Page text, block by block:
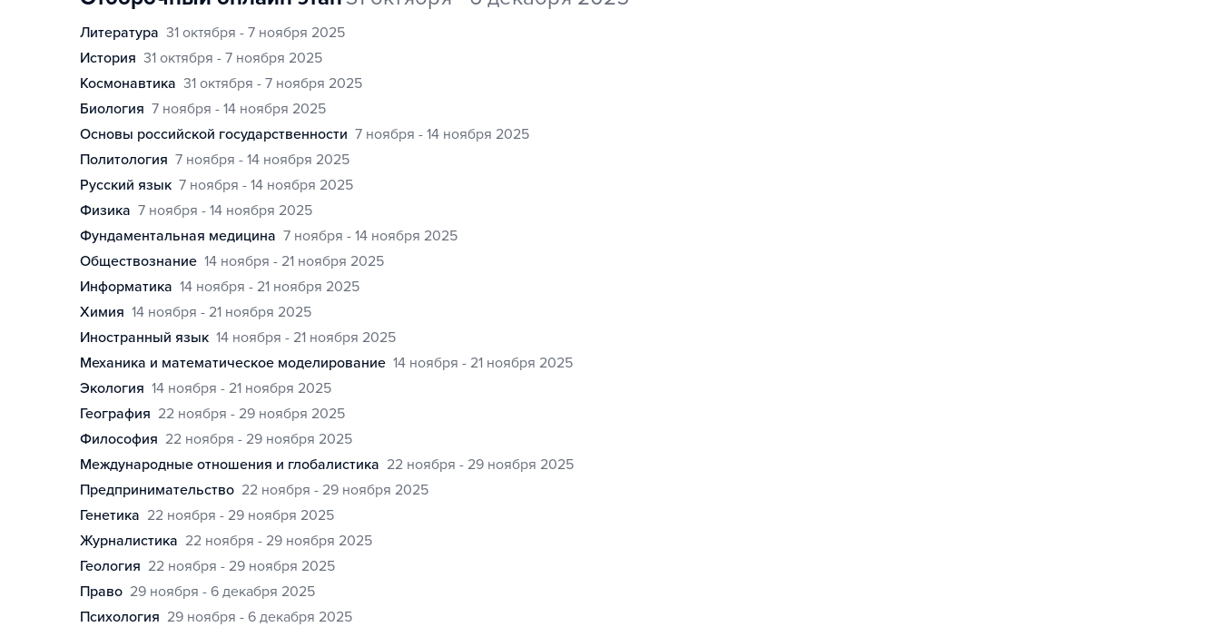
литература 31 октября - 7 ноября 2025
история 31 октября - 7 ноября 2025
космонавтика 31 октября - 7 ноября 2025
биология 7 ноября - 14 ноября 2025
основы российской государственности 7 ноября - 14 ноября 2025
политология 7 ноября - 14 ноября 2025
русский язык 7 ноября - 14 ноября 2025
физика 7 ноября - 14 ноября 2025
фундаментальная медицина 7 ноября - 14 ноября 2025
обществознание 14 ноября - 21 ноября 2025
информатика 14 ноября - 21 ноября 2025
химия 14 ноября - 21 ноября 2025
иностранный язык 14 ноября - 21 ноября 2025
механика и математическое моделирование 14 ноября - 21 ноября 2025
экология 14 ноября - 21 ноября 2025
география 22 ноября - 29 ноября 2025
философия 22 ноября - 29 ноября 2025
международные отношения и глобалистика 22 ноября - 29 ноября 2025
предпринимательство 22 ноября - 29 ноября 2025
генетика 22 ноября - 29 ноября 2025
журналистика 22 ноября - 29 ноября 2025
геология 22 ноября - 29 ноября 2025
право 29 ноября - 6 декабря 2025
психология 29 ноября - 6 декабря 2025